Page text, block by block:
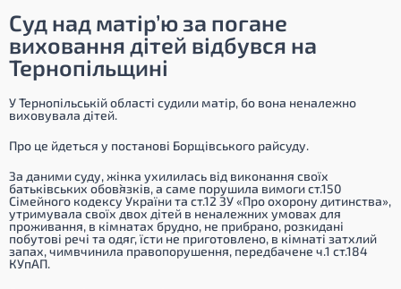
Суд над матір’ю за погане
виховання дітей відбувся на
Тернопільщині
У Тернопільській області судили матір, бо вона неналежно
виховувала дітей.
Про це йдеться у постанові Борщівського райсуду.
За даними суду, жінка ухилилась від виконання своїх
батьківських обов`язків, а саме порушила вимоги ст.150
Сімейного кодексу України та ст.12 ЗУ «Про охорону дитинства»,
утримувала своїх двох дітей в неналежних умовах для
проживання, в кімнатах брудно, не прибрано, розкидані
побутові речі та одяг, їсти не приготовлено, в кімнаті затхлий
запах, чимвчинила правопорушення, передбачене ч.1 ст.184
КУпАП.